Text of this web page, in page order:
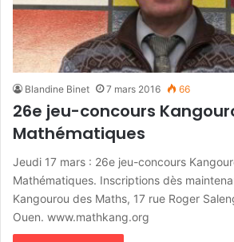
Blandine Binet 7 mars 2016 66
26e jeu-concours
Mathématiques
Jeudi 17 mars : 26e jeu-concours
Mathématiques. Inscriptions dès
Kangourou des Maths, 17 rue Roger
Ouen. www.mathkang.org